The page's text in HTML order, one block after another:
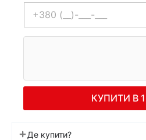
Телефон*
КУПИТИ В 1
Де купити?